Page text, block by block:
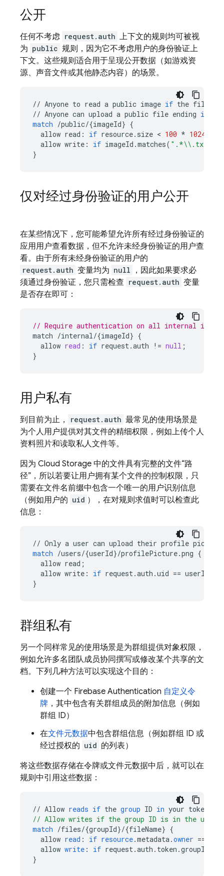
公开
任何不考虑 request.auth 上下文的规则均可被视
为 public 规则，因为它不考虑用户的身份验证上
下文。这些规则适合用于呈现公开数据（如游戏资
源、声音文件或其他静态内容）的场景。
// Anyone to read a public image if the file
// Anyone can upload a public file ending in
match /public/{imageId} {
allow read : if resource. size < 100 * 1024
allow write : if imageId .matches( ".*\\ .txt"
}
仅对经过身份验证的用户公开
在某些情况下，您可能希望允许所有经过身份验证的
应用用户查看数据，但不允许未经身份验证的用户查
看。由于所有未经身份验证的用户的
request.auth 变量均为 null
，因此如果要求必
须通过身份验证，您只需检查 request.auth 变量
是否存在即可：
// Require authentication on all internal image
match /internal/{imageId} {
allow read : if request.auth ! = null ;
}
用户私有
到目前为止， request.auth 最常见的使用场景是
为个人用户提供对其文件的精细权限，例如上传个人
资料照片和读取私人文件等。
因为 Cloud Storage 中的文件具有完整的文件“路
径”，所以若要让用户拥有某个文件的控制权限，只
需要在文件名前缀中包含一个唯一的用户识别信息
（例如用户的 uid ），在对规则求值时可以检查此
信息：
// Only a user can upload their profile picture
match /users/{userId}/profilePicture.png {
allow read ;
allow write : if request.auth .uid == userId
}
群组私有
另一个同样常见的使用场景是为群组提供对象权限，
例如允许多名团队成员协同撰写或修改某个共享的文
档。下列几种方法可以实现这个目的：
创建一个 Firebase Authentication 自定义令
牌 ，其中包含有关群组成员的附加信息（例如
群组 ID）
在文件元数据中包含群组信息（例如群组 ID 或
经过授权的 uid 的列表）
将这些数据存储在令牌或文件元数据中后，就可以在
规则中引用这些数据：
// Allow reads if the group ID in your token
// Allow writes if the group ID is in the user'
match /files/{groupId}/{fileName} {
allow read : if resource.metadata.owner ==
allow write : if request.auth . token .groupId
}